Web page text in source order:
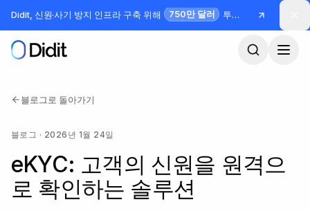
본문으로 건너뛰기
Didit, 신원·사기 방지 인프라 구축 위해 750만 달러 투자 유치
블로그로 돌아가기
블로그 · 2026년 1월 24일
eKYC: 고객의 신원을 원격으
로 확인하는 솔루션